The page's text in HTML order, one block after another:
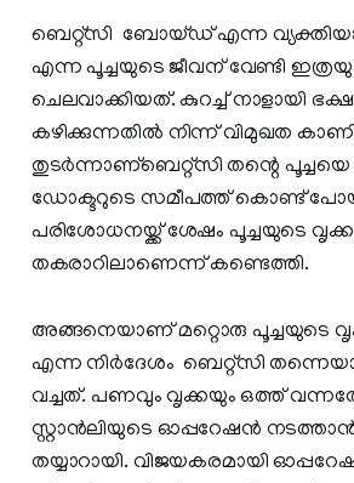
ബെ​റ്റ്സി ബോ​യ്ഡ് എന്ന
എന്ന പൂച്ചയുടെ ജീവന് വേണ്ടി
ചെലവാക്കിയത്. കുറച്ച് നാളായി
കഴിക്കുന്നതില്‍ നിന്ന് വിമുഖത
തുടര്‍ന്നാണ്ബെ​റ്റ്സി തന്റെ പൂച്ചയെ
ഡോക്ടറുടെ സമീപത്ത് കൊണ്ട്
പരിശോധനയ്ക്ക് ശേഷം പൂച്ചയുടെ വൃക്ക
തകരാറിലാണെന്ന് കണ്ടെത്തി.
അങ്ങനെയാണ് മറ്റൊരു പൂച്ചയുടെ വൃക്ക
എന്ന നിര്‍ദേശം ബെ​റ്റ്സി
വച്ചത്. പണവും വൃക്കയും ഒത്ത്
സ്റ്റാന്‍ലിയുടെ ഓപ്പറേഷന്‍
തയ്യാറായി. വിജയകരമായി